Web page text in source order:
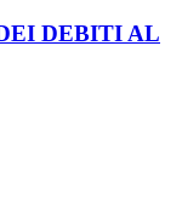
DEBITI AL